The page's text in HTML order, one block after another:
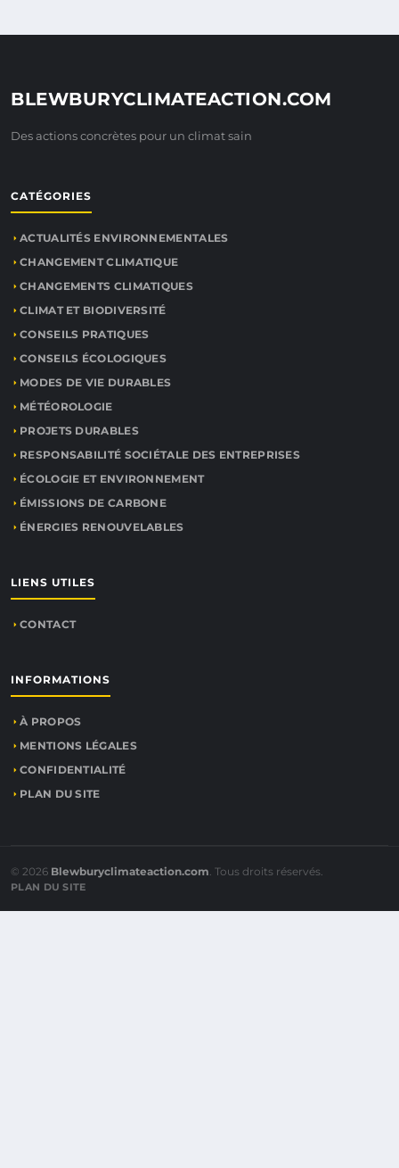
BLEWBURYCLIMATEACTION.COM
Des actions concrètes pour un climat sain
CATÉGORIES
ACTUALITÉS ENVIRONNEMENTALES
CHANGEMENT CLIMATIQUE
CHANGEMENTS CLIMATIQUES
CLIMAT ET BIODIVERSITÉ
CONSEILS PRATIQUES
CONSEILS ÉCOLOGIQUES
MODES DE VIE DURABLES
MÉTÉOROLOGIE
PROJETS DURABLES
RESPONSABILITÉ SOCIÉTALE DES ENTREPRISES
ÉCOLOGIE ET ENVIRONNEMENT
ÉMISSIONS DE CARBONE
ÉNERGIES RENOUVELABLES
LIENS UTILES
CONTACT
INFORMATIONS
À PROPOS
MENTIONS LÉGALES
CONFIDENTIALITÉ
PLAN DU SITE
© 2026 Blewburyclimateaction.com. Tous droits réservés.
PLAN DU SITE